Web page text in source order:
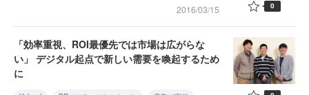
2016/03/15 0
「効率重視、ROI最優先では市場は広がらな
い」 デジタル起点で新しい需要を喚起するため
に